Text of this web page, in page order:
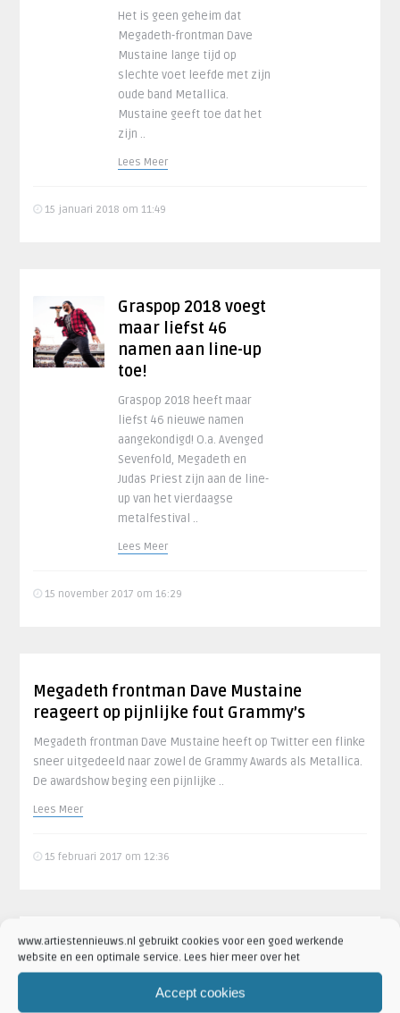
www.artiestennieuws.nl gebruikt cookies voor een goed werkende
website en een optimale service. Lees hier meer over het
Accept cookies
Het is geen geheim dat
Megadeth-frontman Dave
Mustaine lange tijd op
slechte voet leefde met zijn
oude band Metallica.
Mustaine geeft toe dat het
zijn ..
Lees Meer
15 januari 2018 om 11:49
Graspop 2018 voegt
maar liefst 46
namen aan line-up
toe!
Graspop 2018 heeft maar
liefst 46 nieuwe namen
aangekondigd! O.a. Avenged
Sevenfold, Megadeth en
Judas Priest zijn aan de line-
up van het vierdaagse
metalfestival ..
Lees Meer
15 november 2017 om 16:29
Megadeth frontman Dave Mustaine
reageert op pijnlijke fout Grammy’s
Megadeth frontman Dave Mustaine heeft op Twitter een flinke
sneer uitgedeeld naar zowel de Grammy Awards als Metallica.
De awardshow beging een pijnlijke ..
Lees Meer
15 februari 2017 om 12:36
Foutenfestijn
tijdens 59e Grammy
Awards frustreert